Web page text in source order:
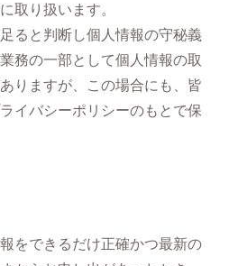
取り扱います。
ると判断し個人情報の守秘義
務の一部として個人情報の取
りますが、この場合にも、皆
イバシーポリシーのもとで保
をできるだけ正確かつ最新の